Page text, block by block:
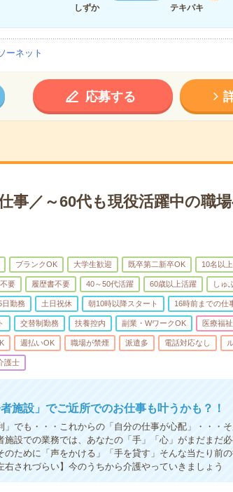
しずか
テキパキ
ーネット
応募する
事／～60代も現役活躍中の職
ブランクOK 大学生歓迎 既卒第二新卒OK 10名以
要 履歴書不要 40～50代活躍 60歳以上活躍 しゅ
日勤務 土日祝休 朝10時以降スタート 16時前までの仕
交替制勤務 扶養控内 副業・WワークOK 医療福祉
週払いOK 職場が禁煙 派遣多 電話対応なし
護士
施設」でご近所でのお仕事も叶うかも？！
」でも・・・これからの「自分の仕事が心配」・・・
施設での業務では、あなたの「手」「心」がまだまだ
のために「声をかける」「手を貸す」そんな当たり前
されづらい】今のうちから介護やっていきましょう